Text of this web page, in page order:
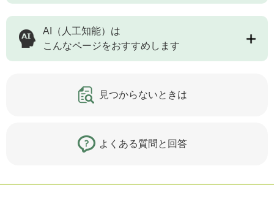
AI（人工知能）は
こんなページをおすすめします
見つからないときは
よくある質問と回答